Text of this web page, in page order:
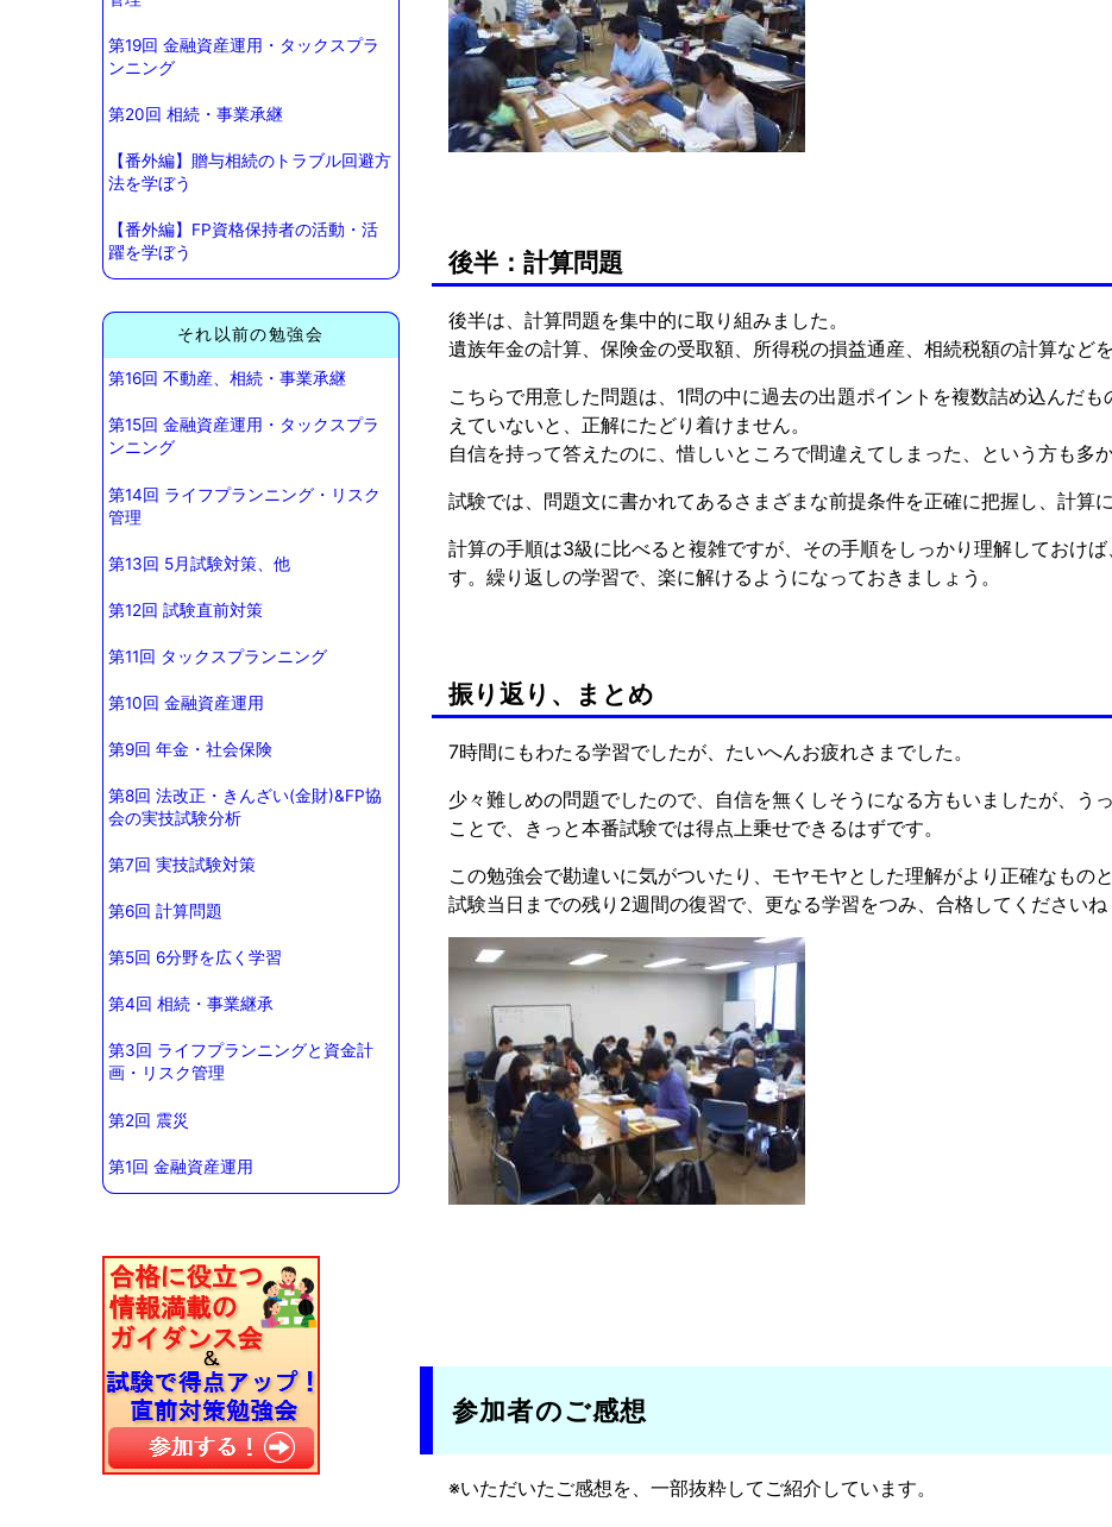
第19回 金融資産運用・タックスプラ
ンニング
第20回 相続・事業承継
【番外編】贈与相続のトラブル回避方
法を学ぼう
【番外編】FP資格保持者の活動・活
躍を学ぼう
それ以前の勉強会
第16回 不動産、相続・事業承継
第15回 金融資産運用・タックスプラ
ンニング
第14回 ライフプランニング・リスク
管理
第13回 5月試験対策、他
第12回 試験直前対策
第11回 タックスプランニング
第10回 金融資産運用
第9回 年金・社会保険
第8回 法改正・きんざい(金財)&FP協
会の実技試験分析
第7回 実技試験対策
第6回 計算問題
第5回 6分野を広く学習
第4回 相続・事業継承
第3回 ライフプランニングと資金計
画・リスク管理
第2回 震災
第1回 金融資産運用
後半：計算問題
後半は、計算問題を集中的に取り組みました。
遺族年金の計算、保険金の受取額、所得税の損益通産、相続税額の計算などを
こちらで用意した問題は、1問の中に過去の出題ポイントを複数詰め込んだ
えていないと、正解にたどり着けません。
自信を持って答えたのに、惜しいところで間違えてしまった、という方も多か
試験では、問題文に書かれてあるさまざまな前提条件を正確に把握し、計算
計算の手順は3級に比べると複雑ですが、その手順をしっかり理解しておけ
す。繰り返しの学習で、楽に解けるようになっておきましょう。
振り返り、まとめ
7時間にもわたる学習でしたが、たいへんお疲れさまでした。
少々難しめの問題でしたので、自信を無くしそうになる方もいましたが、う
ことで、きっと本番試験では得点上乗せできるはずです。
この勉強会で勘違いに気がついたり、モヤモヤとした理解がより正確なもの
試験当日までの残り2週間の復習で、更なる学習をつみ、合格してくださいね
参加者のご感想
※いただいたご感想を、一部抜粋してご紹介しています。